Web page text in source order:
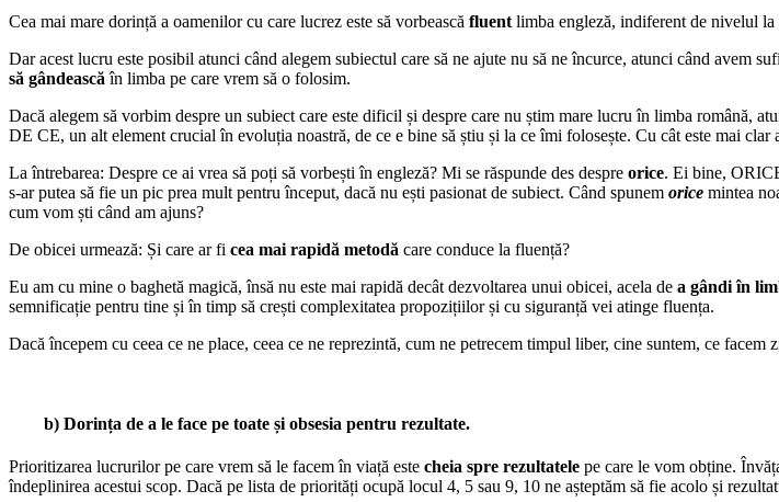
Cea mai mare dorință a oamenilor cu care lucrez este să vorbească fluent limba engleză, indiferent de nivelul la
Dar acest lucru este posibil atunci când alegem subiectul care să ne ajute nu să ne încurce, atunci când avem
să gândească în limba pe care vrem să o folosim.
Dacă alegem să vorbim despre un subiect care este dificil și despre care nu știm mare lucru în limba română,
DE CE, un alt element crucial în evoluția noastră, de ce e bine să știu și la ce îmi folosește. Cu cât este mai clar
La întrebarea: Despre ce ai vrea să poți să vorbești în engleză? Mi se răspunde des despre orice. Ei bine,
s-ar putea să fie un pic prea mult pentru început, dacă nu ești pasionat de subiect. Când spunem orice mintea
cum vom ști când am ajuns?
De obicei urmează: Și care ar fi cea mai rapidă metodă care conduce la fluență?
Eu am cu mine o baghetă magică, însă nu este mai rapidă decât dezvoltarea unui obicei, acela de a gândi în
semnificație pentru tine și în timp să crești complexitatea propozițiilor și cu siguranță vei atinge fluența.
Dacă începem cu ceea ce ne place, ceea ce ne reprezintă, cum ne petrecem timpul liber, cine suntem, ce
b) Dorința de a le face pe toate și obsesia pentru rezultate.
Prioritizarea lucrurilor pe care vrem să le facem în viață este cheia spre rezultatele pe care le vom obține.
îndeplinirea acestui scop. Dacă pe lista de priorități ocupă locul 4, 5 sau 9, 10 ne așteptăm să fie acolo și